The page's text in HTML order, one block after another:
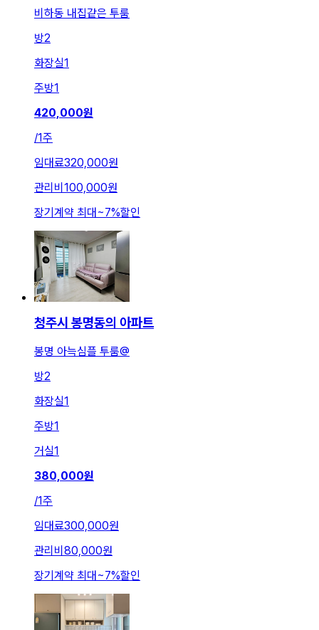
비하동 내집같은 투룸
방2
화장실1
주방1
420,000원
/1주
임대료320,000원
관리비 100,000원
장기계약 최대~7%할인
청주시 봉명동의 아파트
봉명 아늑심플 투룸@
방2
화장실1
주방1
거실1
380,000원
/1주
임대료300,000원
관리비 80,000원
장기계약 최대~7%할인